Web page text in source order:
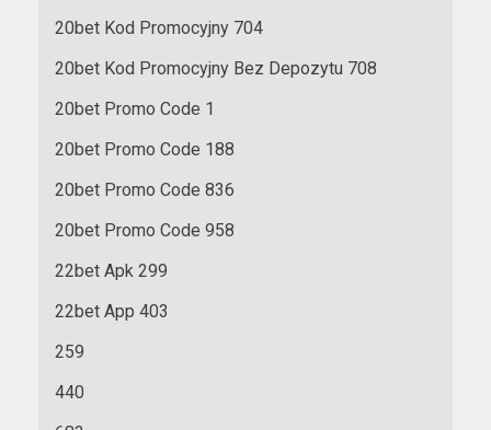
20bet Kod Promocyjny 704
20bet Kod Promocyjny Bez Depozytu 708
20bet Promo Code 1
20bet Promo Code 188
20bet Promo Code 836
20bet Promo Code 958
22bet Apk 299
22bet App 403
259
440